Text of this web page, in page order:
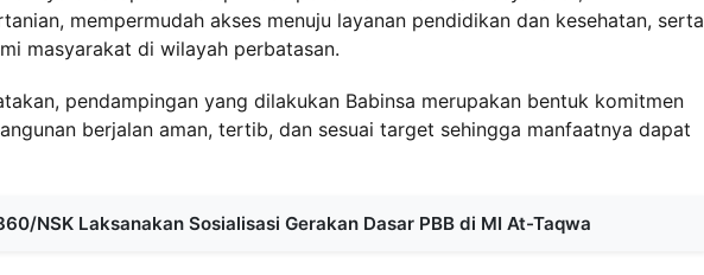
mempermudah akses menuju layanan pendidikan dan kesehatan, serta
masyarakat di wilayah perbatasan.
pendampingan yang dilakukan Babinsa merupakan bentuk komitmen
berjalan aman, tertib, dan sesuai target sehingga manfaatnya dapat
NSK Laksanakan Sosialisasi Gerakan Dasar PBB di MI At-Taqwa